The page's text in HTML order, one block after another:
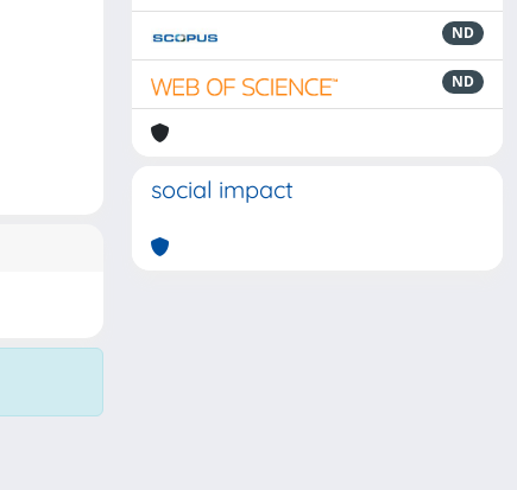
ND
ND
social impact